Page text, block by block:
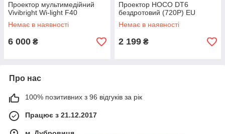
Проектор мультимедійний
Vivibright Wi-light F40
Немає в наявності
6 000 ₴
Проектор HOCO DT6
бездротовий (720P) EU
Немає в наявності
2 199 ₴
Про нас
100% позитивних з 96 відгуків за рік
Працює з 21.12.2017